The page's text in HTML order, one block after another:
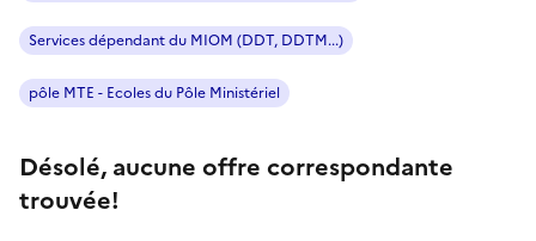
Services dépendant du MIOM (DDT, DDTM...)
pôle MTE - Ecoles du Pôle Ministériel
Désolé, aucune offre correspondante
trouvée!